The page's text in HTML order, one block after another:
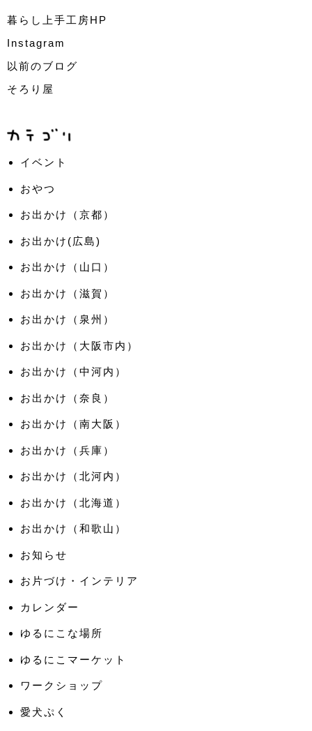
暮らし上手工房HP
Instagram
以前のブログ
そろり屋
イベント
おやつ
お出かけ（京都）
お出かけ(広島)
お出かけ（山口）
お出かけ（滋賀）
お出かけ（泉州）
お出かけ（大阪市内）
お出かけ（中河内）
お出かけ（奈良）
お出かけ（南大阪）
お出かけ（兵庫）
お出かけ（北河内）
お出かけ（北海道）
お出かけ（和歌山）
お知らせ
お片づけ・インテリア
カレンダー
ゆるにこな場所
ゆるにこマーケット
ワークショップ
愛犬ぷく